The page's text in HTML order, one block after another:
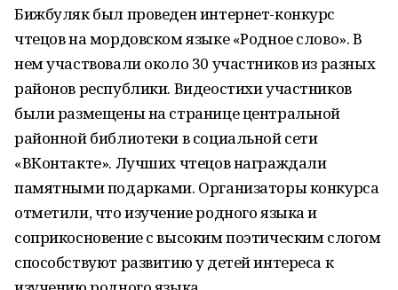
Бижбуляк был проведен интернет-конкурс
чтецов на мордовском языке «Родное слово». В
нем участвовали около 30 участников из разных
районов республики. Видеостихи участников
были размещены на странице центральной
районной библиотеки в социальной сети
«ВКонтакте». Лучших чтецов награждали
памятными подарками. Организаторы конкурса
отметили, что изучение родного языка и
соприкосновение с высоким поэтическим слогом
способствуют развитию у детей интереса к